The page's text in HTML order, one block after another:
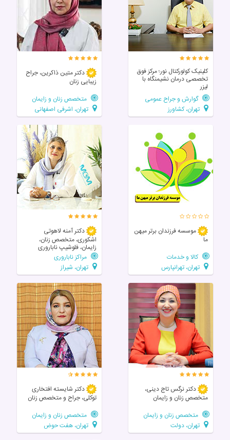
کلینیک کولورکتال نور؛ مرکز فوق‌
تخصصی درمان نشیمنگاه با
لیزر
گوارش و جراح عمومی
تهران، کشاورز
دکتر متین ذاکرین، جراح
زیبایی زنان
متخصص زنان و زایمان
تهران، اشرفی اصفهانی
موسسه فرزندان برتر میهن
ما
کالا و خدمات
تهران، تهرانپارس
دکتر آمنه لاهوتی
اشکوری، متخصص زنان،
زایمان، فلوشیپ ناباروری
مراکز ناباروری
تهران، شیراز
دکتر نرگس تاج دینی،
متخصص زنان و زایمان
متخصص زنان و زایمان
تهران، دولت
دکتر شایسته افتخاری
توکلی، جراح و متخصص زنان
متخصص زنان و زایمان
تهران، هفت حوض